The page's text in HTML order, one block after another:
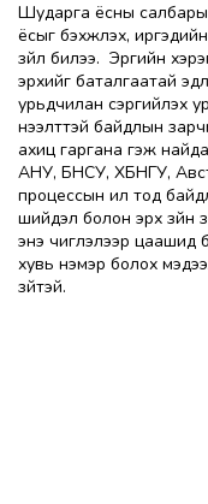
Шударга ёсны
ёсыг бэхжүүлэх,
зүйл билээ. Эрүүгийн
эрхийг баталгаатай
урьдчилан сэргийлэх
нээлттэй байдлын
ахиц гаргана гэж
АНУ, БНСУ, ХБНГУ,
процессын ил тод
шийдэл болон эрх зүйн
энэ чиглэлээр цаашид
хувь нэмэр болох
зүйтэй.